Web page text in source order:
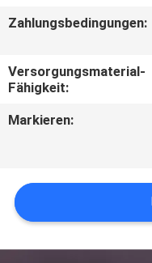
UNS
IN
VERBINDUNG
FORDERN
SIE
EIN
Zahlungsbedingungen:
Versorgungsmaterial-
Fähigkeit:
Markieren: